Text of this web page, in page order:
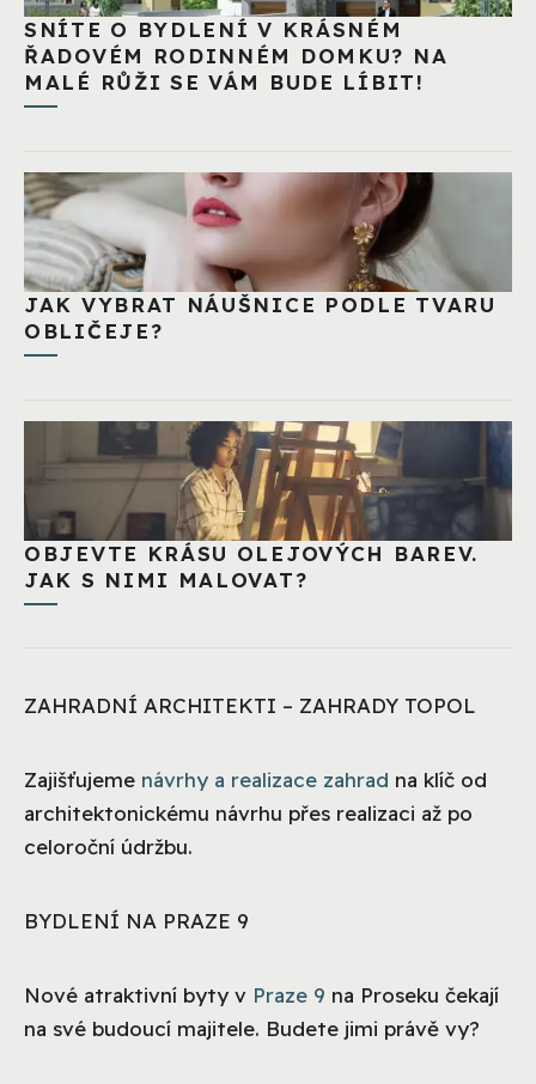
SNÍTE O BYDLENÍ V KRÁSNÉM
ŘADOVÉM RODINNÉM DOMKU? NA
MALÉ RŮŽI SE VÁM BUDE LÍBIT!
JAK VYBRAT NÁUŠNICE PODLE TVARU
OBLIČEJE?
OBJEVTE KRÁSU OLEJOVÝCH BAREV.
JAK S NIMI MALOVAT?
ZAHRADNÍ ARCHITEKTI – ZAHRADY TOPOL
Zajišťujeme návrhy a realizace zahrad na klíč od
architektonickému návrhu přes realizaci až po
celoroční údržbu.
BYDLENÍ NA PRAZE 9
Nové atraktivní byty v Praze 9 na Proseku čekají
na své budoucí majitele. Budete jimi právě vy?